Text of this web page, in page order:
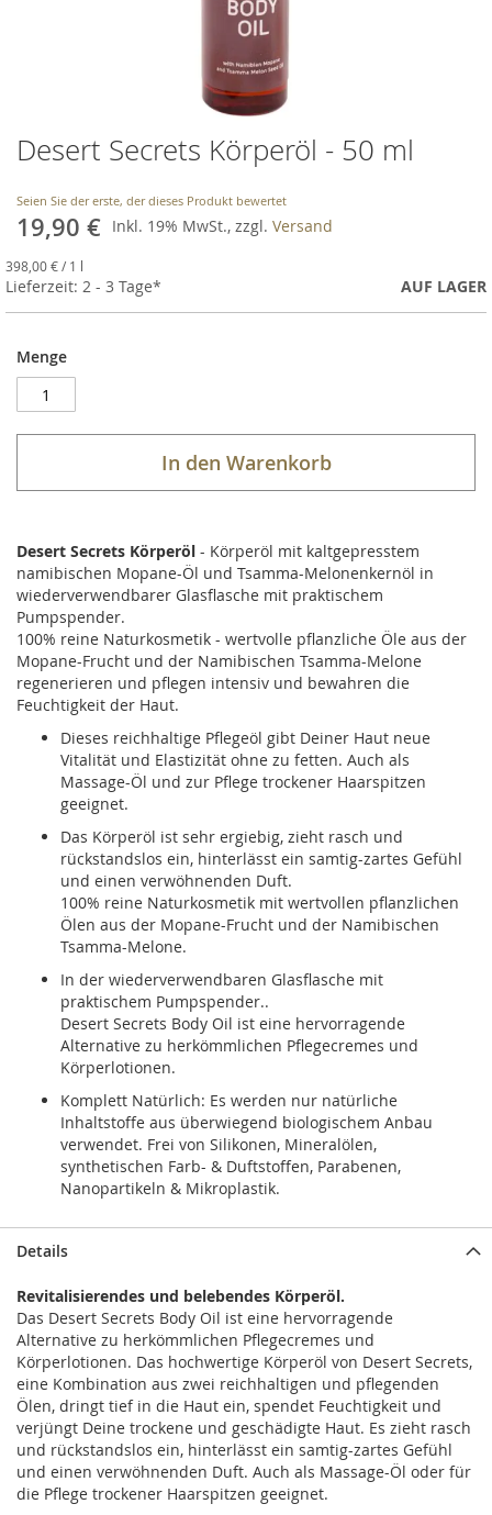
Skip
to
beginning
of
images
gallery
Desert Secrets Körperöl - 50 ml
Seien Sie der erste, der dieses Produkt bewertet
19,90 € Inkl. 19% MwSt., zzgl. Versand
398,00 €/ 1 l
AUF LAGER
Lieferzeit: 2 - 3 Tage*
Menge
In den Warenkorb
Desert Secrets Körperöl - Körperöl mit kaltgepresstem
namibischen Mopane-Öl und Tsamma-Melonenkernöl in
wiederverwendbarer Glasflasche mit praktischem
Pumpspender.
100% reine Naturkosmetik - wertvolle pflanzliche Öle aus der
Mopane-Frucht und der Namibischen Tsamma-Melone
regenerieren und pflegen intensiv und bewahren die
Feuchtigkeit der Haut.
Dieses reichhaltige Pflegeöl gibt Deiner Haut neue
Vitalität und Elastizität ohne zu fetten. Auch als
Massage-Öl und zur Pflege trockener Haarspitzen
geeignet.
Das Körperöl ist sehr ergiebig, zieht rasch und
rückstandslos ein, hinterlässt ein samtig-zartes Gefühl
und einen verwöhnenden Duft.
100% reine Naturkosmetik mit wertvollen pflanzlichen
Ölen aus der Mopane-Frucht und der Namibischen
Tsamma-Melone.
In der wiederverwendbaren Glasflasche mit
praktischem Pumpspender..
Desert Secrets Body Oil ist eine hervorragende
Alternative zu herkömmlichen Pflegecremes und
Körperlotionen.
Komplett Natürlich: Es werden nur natürliche
Inhaltstoffe aus überwiegend biologischem Anbau
verwendet. Frei von Silikonen, Mineralölen,
synthetischen Farb- & Duftstoffen, Parabenen,
Nanopartikeln & Mikroplastik.
Details
Revitalisierendes und belebendes Körperöl.
Das Desert Secrets Body Oil ist eine hervorragende
Alternative zu herkömmlichen Pflegecremes und
Körperlotionen. Das hochwertige Körperöl von Desert Secrets,
eine Kombination aus zwei reichhaltigen und pflegenden
Ölen, dringt tief in die Haut ein, spendet Feuchtigkeit und
verjüngt Deine trockene und geschädigte Haut. Es zieht rasch
und rückstandslos ein, hinterlässt ein samtig-zartes Gefühl
und einen verwöhnenden Duft. Auch als Massage-Öl oder für
die Pflege trockener Haarspitzen geeignet.